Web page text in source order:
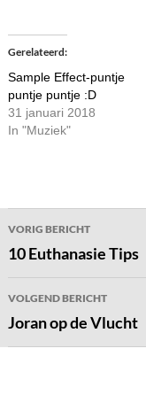
Gerelateerd
Sample Effect-puntje
puntje puntje :D
31 januari 2018
In "Muziek"
Bericht
navigatie
VORIG BERICHT
10 Euthanasie Tips
VOLGEND BERICHT
Joran op de Vlucht